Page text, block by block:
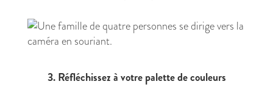
3. Réfléchissez à votre palette de couleurs